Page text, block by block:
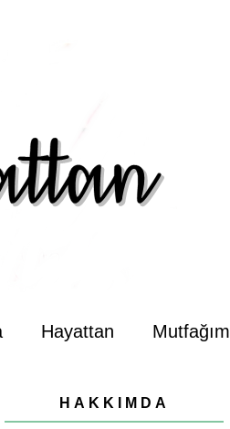
Hayattan Mutfağım
HAKKIMDA